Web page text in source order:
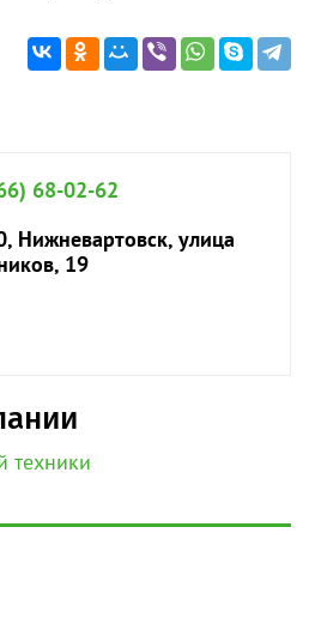
68-02-62
Нижневартовск, улица
19
техники